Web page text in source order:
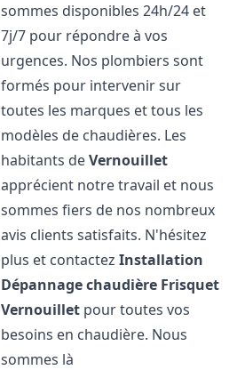
sommes disponibles 24h/24 et
7j/7 pour répondre à vos
urgences. Nos plombiers sont
formés pour intervenir sur
toutes les marques et tous les
modèles de chaudières. Les
habitants deVernouillet
apprécient notre travail et nous
sommes fiers de nos nombreux
avis clients satisfaits. N'hésitez
plus et contactezInstallation
Dépannage chaudière Frisquet
Vernouillet pour toutes vos
besoins en chaudière. Nous
sommes là